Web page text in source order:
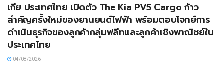
เกีย ประเทศไทย เปิดตัว The Kia PV5 Cargo ก้าว
สำคัญครั้งใหม่ของยานยนต์ไฟฟ้า พร้อมตอบโจทย์การ
ดำเนินธุรกิจของลูกค้ากลุ่มฟลีทและลูกค้าเชิงพาณิชย์ใน
ประเทศไทย
04/08/2026